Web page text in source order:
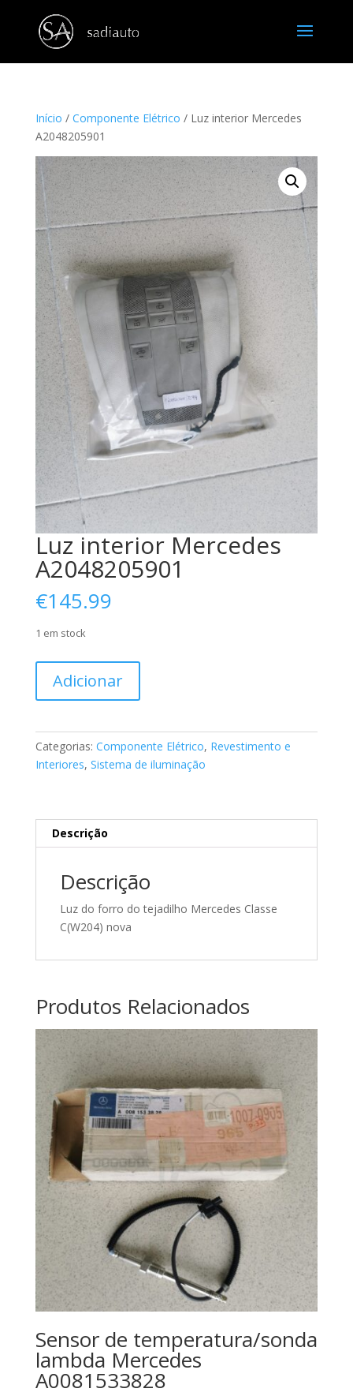
Início / Componente Elétrico / Luz interior Mercedes
A2048205901
Luz interior Mercedes
A2048205901
€145.99
1 em stock
Luz
Mercedes
A2048205901
Adicionar
Categorias: Componente Elétrico, Revestimento e
Interiores, Sistema de iluminação
Descrição
Descrição
Luz do forro do tejadilho Mercedes Classe
C(W204) nova
Produtos Relacionados
Sensor de temperatura/sonda
lambda Mercedes
A0081533828